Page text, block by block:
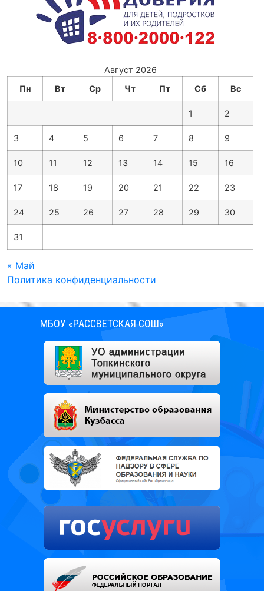
Август 2026
Пн
Вт Ср Чт Пт Сб Вс
1 2
3 4 5 6 7 8 9
10 11 12 13 14 15 16
17 18 19 20 21 22 23
24 25 26 27 28 29 30
31
« Май
Политика конфиденциальности
МБОУ «РАССВЕТСКАЯ СОШ»